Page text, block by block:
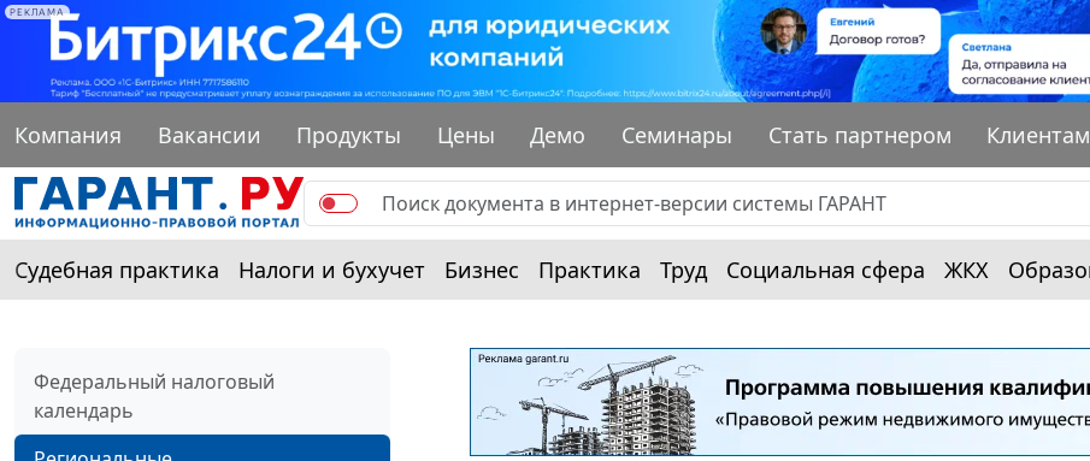
РЕКЛАМА
Компания Вакансии Продукты Цены Демо Семинары Стать партнером Клиентам
Судебная практика Налоги и бухучет Бизнес Практика Труд Социальная сфера ЖКХ
Федеральный налоговый
календарь